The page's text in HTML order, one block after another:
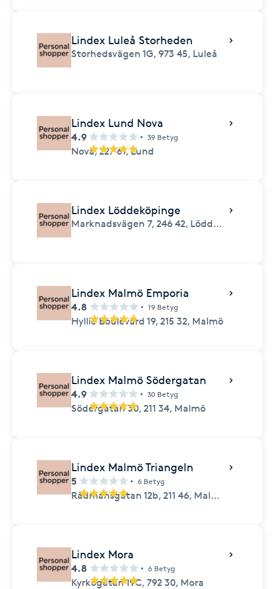
Lindex Luleå Storheden
Storhedsvägen 1G, 973 45, Luleå
Lindex Lund Nova
4.9 39 Betyg
Nova,227 61,Lund
Lindex Löddeköpinge
Marknadsvägen 7, 246 42, Löddeköpinge
Lindex Malmö Emporia
4.8 19 Betyg
Hyllie Boulevard 19, 215 32, Malmö
Lindex Malmö Södergatan
4.9 30 Betyg
Södergatan 30, 211 34, Malmö
Lindex Malmö Triangeln
5 6 Betyg
Rådmansgatan 12b, 211 46, Malmö
Lindex Mora
4.8 6 Betyg
Kyrkogatan 19C, 792 30, Mora